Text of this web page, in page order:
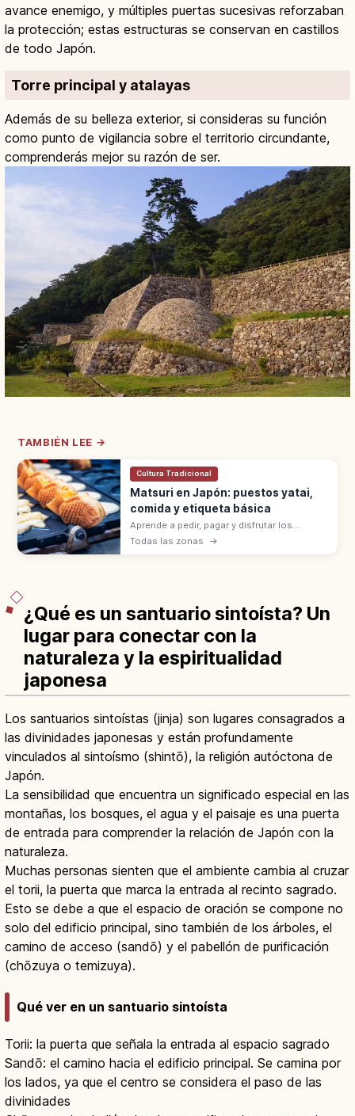
avance enemigo, y múltiples puertas sucesivas reforzaban
la protección; estas estructuras se conservan en castillos
de todo Japón.
Torre principal y atalayas
Además de su belleza exterior, si consideras su función
como punto de vigilancia sobre el territorio circundante,
comprenderás mejor su razón de ser.
TAMBIÉN LEE →
Cultura Tradicional
Matsuri en Japón: puestos yatai,
comida y etiqueta básica
Aprende a pedir, pagar y disfrutar los
puestos de comida en los matsuri de
Todas las zonas →
¿Qué es un santuario sintoísta? Un
lugar para conectar con la
naturaleza y la espiritualidad
japonesa
Los santuarios sintoístas (jinja) son lugares consagrados a
las divinidades japonesas y están profundamente
vinculados al sintoísmo (shintō), la religión autóctona de
Japón.
La sensibilidad que encuentra un significado especial en las
montañas, los bosques, el agua y el paisaje es una puerta
de entrada para comprender la relación de Japón con la
naturaleza.
Muchas personas sienten que el ambiente cambia al cruzar
el torii, la puerta que marca la entrada al recinto sagrado.
Esto se debe a que el espacio de oración se compone no
solo del edificio principal, sino también de los árboles, el
camino de acceso (sandō) y el pabellón de purificación
(chōzuya o temizuya).
Qué ver en un santuario sintoísta
Torii: la puerta que señala la entrada al espacio sagrado
Sandō: el camino hacia el edificio principal. Se camina por
los lados, ya que el centro se considera el paso de las
divinidades